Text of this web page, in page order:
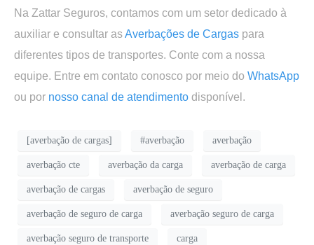
Na Zattar Seguros, contamos com um setor dedicado à
auxiliar e consultar asAverbações de Cargas para
diferentes tipos de transportes. Conte com a nossa
equipe. Entre em contato conosco por meio do WhatsApp
ou por nosso canal de atendimento disponível.
[averbação de cargas] #averbação averbação
averbação cte averbação da carga averbação de carga
averbação de cargas averbação de seguro
averbação de seguro de carga averbação seguro de carga
averbação seguro de transporte carga